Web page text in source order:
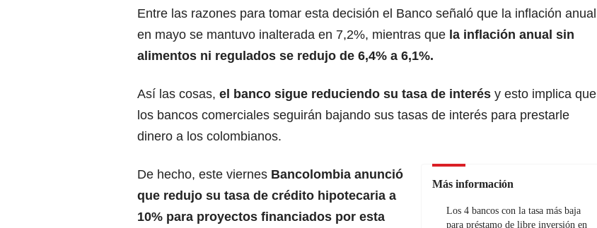
Entre las razones para tomar esta decisión el Banco señaló que la inflación anual
en mayo se mantuvo inalterada en 7,2%, mientras que la inflación anual sin
alimentos ni regulados se redujo de 6,4% a 6,1%.
Así las cosas, el banco sigue reduciendo su tasa de interés y esto implica que
los bancos comerciales seguirán bajando sus tasas de interés para prestarle
dinero a los colombianos.
Más información
Los 4 bancos con la tasa más baja
para préstamo de libre inversión en
De hecho, este viernes Bancolombia anunció
que redujo su tasa de crédito hipotecaria a
10% para proyectos financiados por esta